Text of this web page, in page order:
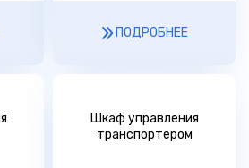
ПОДРОБНЕЕ
Шкаф управления
транспортером